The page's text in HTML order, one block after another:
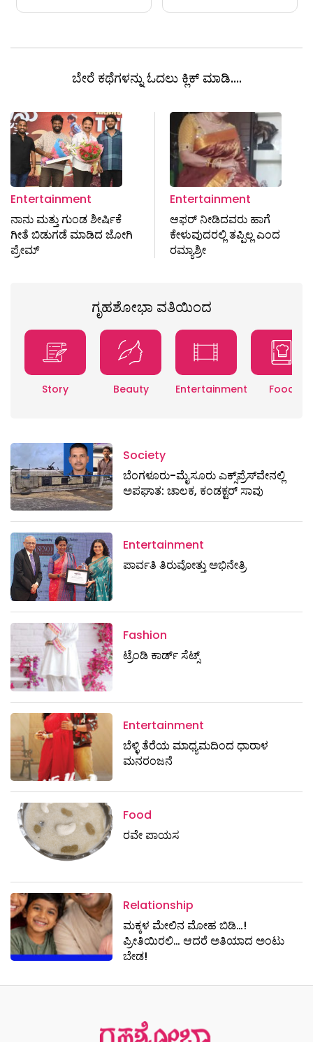
ಬೇರೆ ಕಥೆಗಳನ್ನು ಓದಲು ಕ್ಲಿಕ್ ಮಾಡಿ....
Entertainment
ನಾನು ಮತ್ತು ಗುಂಡ ಶೀರ್ಷಿಕೆ
ಗೀತೆ ಬಿಡುಗಡೆ ಮಾಡಿದ ಜೋಗಿ
ಪ್ರೇಮ್
Entertainment
ಆಫರ್‌ ನೀಡಿದವರು ಹಾಗೆ
ಕೇಳುವುದರಲ್ಲಿ ತಪ್ಪಿಲ್ಲ ಎಂದ
ರಮ್ಯಾಶ್ರೀ
ಗೃಹಶೋಭಾ ವತಿಯಿಂದ
Story Beauty Entertainment Food
Society
ಬೆಂಗಳೂರು-ಮೈಸೂರು ಎಕ್ಸ್​ಪ್ರೆಸ್‌ವೇನಲ್ಲಿ
ಅಪಘಾತ: ಚಾಲಕ, ಕಂಡಕ್ಟರ್ ಸಾವು
Entertainment
ಪಾರ್ವತಿ ತಿರುವೋತ್ತು ಅಭಿನೇತ್ರಿ
Fashion
ಟ್ರೆಂಡಿ ಕಾರ್ಡ್‌ ಸೆಟ್ಸ್
Entertainment
ಬೆಳ್ಳಿ ತೆರೆಯ ಮಾಧ್ಯಮದಿಂದ ಧಾರಾಳ
ಮನರಂಜನೆ
Food
ರವೇ ಪಾಯಸ
Relationship
ಮಕ್ಕಳ ಮೇಲಿನ ಮೋಹ ಬಿಡಿ…!
ಪ್ರೀತಿಯಿರಲಿ… ಆದರೆ ಅತಿಯಾದ ಅಂಟು
ಬೇಡ!